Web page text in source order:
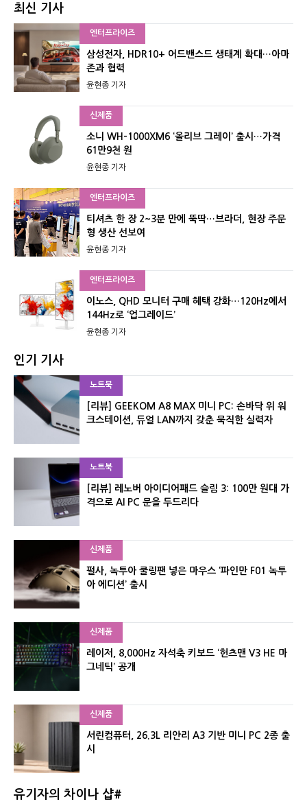
최신 기사
엔터프라이즈
삼성전자, HDR10+ 어드밴스드 생태계 확대…아마
존과 협력
윤현종 기자
신제품
소니 WH-1000XM6 ‘올리브 그레이’ 출시…가격
61만9천 원
윤현종 기자
엔터프라이즈
티셔츠 한 장 2~3분 만에 뚝딱…브라더, 현장 주문
형 생산 선보여
윤현종 기자
엔터프라이즈
이노스, QHD 모니터 구매 혜택 강화…120Hz에서
144Hz로 ‘업그레이드’
윤현종 기자
인기 기사
노트북
[리뷰] GEEKOM A8 MAX 미니 PC: 손바닥 위 워
크스테이션, 듀얼 LAN까지 갖춘 묵직한 실력자
노트북
[리뷰] 레노버 아이디어패드 슬림 3: 100만 원대 가
격으로 AI PC 문을 두드리다
신제품
펄사, 녹투아 쿨링팬 넣은 마우스 ‘파인만 F01 녹투
아 에디션’ 출시
신제품
레이저, 8,000Hz 자석축 키보드 ‘헌츠맨 V3 HE 마
그네틱’ 공개
신제품
서린컴퓨터, 26.3L 리안리 A3 기반 미니 PC 2종 출
시
유기자의 차이나 샵#